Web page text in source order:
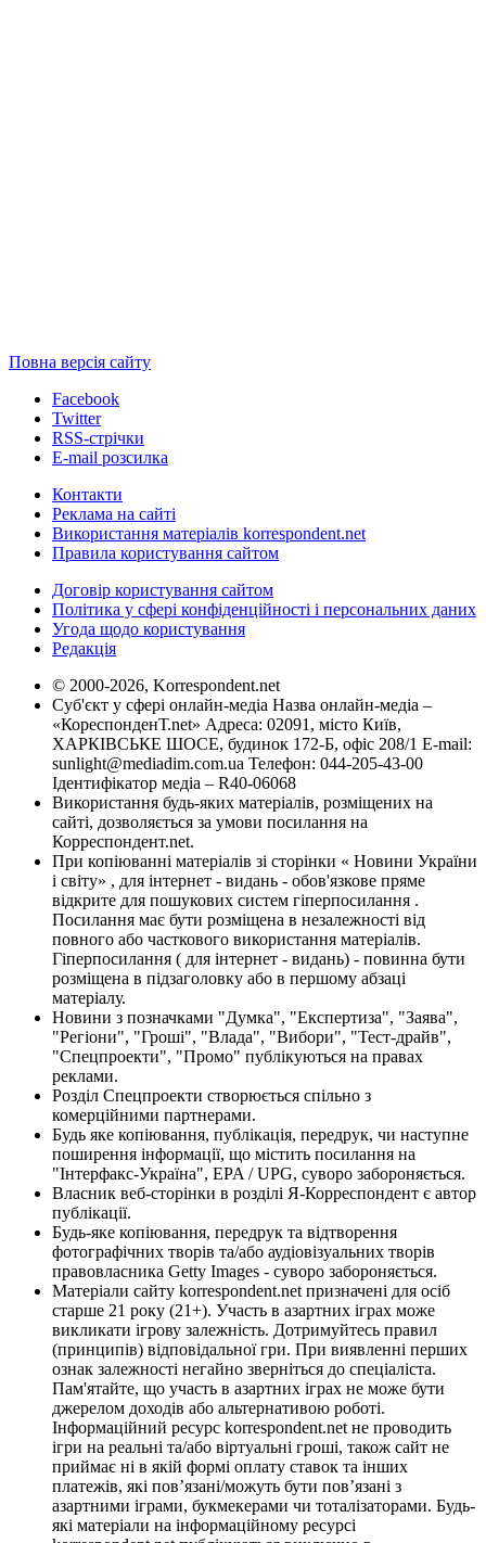
Повна версія сайту
Facebook
Twitter
RSS-стрічки
E-mail розсилка
Контакти
Реклама на сайті
Використання матеріалів korrespondent.net
Правила користування сайтом
Договір користування сайтом
Політика у сфері конфіденційності і персональних даних
Угода щодо користування
Редакція
© 2000-2026, Korrespondent.net
Суб'єкт у сфері онлайн-медіа Назва онлайн-медіа –
«КореспонденТ.net» Адреса: 02091, місто Київ,
ХАРКІВСЬКЕ ШОСЕ, будинок 172-Б, офіс 208/1 E-mail:
sunlight@mediadim.com.ua Телефон: 044-205-43-00
Ідентифікатор медіа – R40-06068
Використання будь-яких матеріалів, розміщених на
сайті, дозволяється за умови посилання на
Корреспондент.net.
При копіюванні матеріалів зі сторінки « Новини України
і світу» , для інтернет - видань - обов'язкове пряме
відкрите для пошукових систем гіперпосилання .
Посилання має бути розміщена в незалежності від
повного або часткового використання матеріалів.
Гіперпосилання ( для інтернет - видань) - повинна бути
розміщена в підзаголовку або в першому абзаці
матеріалу.
Новини з позначками "Думка", "Експертиза", "Заява",
"Регіони", "Гроші", "Влада", "Вибори", "Тест-драйв",
"Спецпроекти", "Промо" публікуються на правах
реклами.
Розділ Спецпроекти створюється спільно з
комерційними партнерами.
Будь яке копіювання, публікація, передрук, чи наступне
поширення інформації, що містить посилання на
"Інтерфакс-Україна", EPA / UPG, суворо забороняється.
Власник веб-сторінки в розділі Я-Корреспондент є автор
публікації.
Будь-яке копіювання, передрук та відтворення
фотографічних творів та/або аудіовізуальних творів
правовласника Getty Images - суворо забороняється.
Матеріали сайту korrespondent.net призначені для осіб
старше 21 року (21+). Участь в азартних іграх може
викликати ігрову залежність. Дотримуйтесь правил
(принципів) відповідальної гри. При виявленні перших
ознак залежності негайно зверніться до спеціаліста.
Пам'ятайте, що участь в азартних іграх не може бути
джерелом доходів або альтернативою роботі.
Інформаційний ресурс korrespondent.net не проводить
ігри на реальні та/або віртуальні гроші, також сайт не
приймає ні в якій формі оплату ставок та інших
платежів, які пов’язані/можуть бути пов’язані з
азартними іграми, букмекерами чи тоталізаторами. Будь-
які матеріали на інформаційному ресурсі